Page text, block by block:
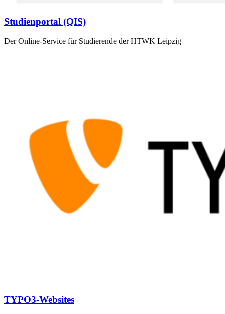
Studienportal (QIS)
Der Online-Service für Studierende der HTWK Leipzig
TYPO3-Websites